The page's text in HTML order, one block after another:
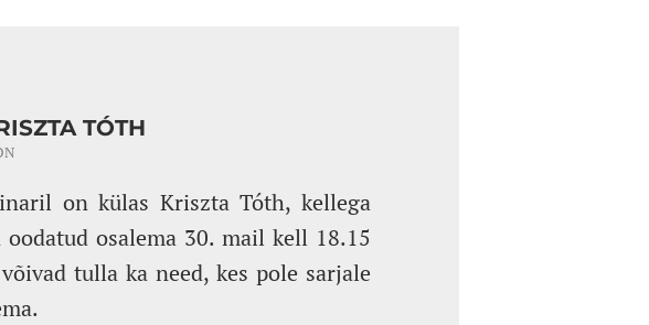
TÓTH
on külas Kriszta Tóth, kellega
osalema 30. mail kell 18.15
tulla ka need, kes pole sarjale